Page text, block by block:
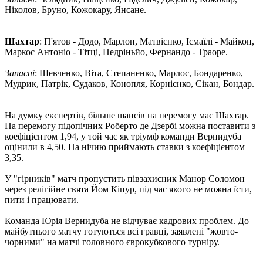
Ніколов, Бруно, Кожокару, Янсане.
Шахтар: П'ятов - Додо, Марлон, Матвієнко, Ісмаїлі - Майкон,
Маркос Антоніо - Тітці, Педріньйо, Фернандо - Траоре.
Запасні: Шевченко, Віта, Степаненко, Марлос, Бондаренко,
Мудрик, Патрік, Судаков, Конопля, Корнієнко, Сікан, Бондар.
На думку експертів, більше шансів на перемогу має Шахтар.
На перемогу підопічних Роберто де Дзербі можна поставити з
коефіцієнтом 1,94, у той час як тріумф команди Вернидуба
оцінили в 4,50. На нічию приймають ставки з коефіцієнтом
3,35.
У "гірників" матч пропустить півзахисник Манор Соломон
через релігійне свята Йом Кіпур, під час якого не можна їсти,
пити і працювати.
Команда Юрія Вернидуба не відчуває кадрових проблем. До
майбутнього матчу готуються всі гравці, заявлені "жовто-
чорними" на матчі головного єврокубкового турніру.